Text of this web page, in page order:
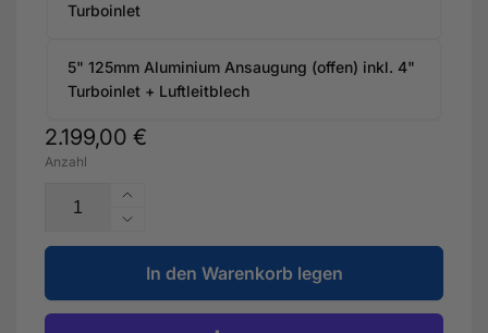
Turboinlet
5" 125mm Aluminium Ansaugung (offen) inkl. 4"
Turboinlet + Luftleitblech
Normaler
Preis
2.199,00 €
Anzahl
Erhöhe
die
Menge
für
Stufe
1+
Verringere
die
Menge
für
Stufe
In den Warenkorb legen